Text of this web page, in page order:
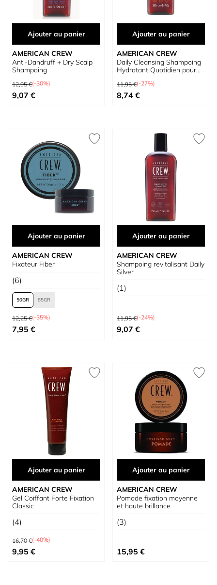
Ajouter au panier
AMERICAN CREW
Anti-Dandruff + Dry Scalp
Shampoing
Prix normal
12,95 €(-30%)
Prix spécial
9,07 €
Ajouter au panier
AMERICAN CREW
Daily Cleansing Shampoing
Hydratant Quotidien pour
Prix normal
11,95 €(-27%)
Prix spécial
8,74 €
Ajouter au panier
AMERICAN CREW
Fixateur Fiber
(6)
85
50
Prix normal
12,25 €(-35%)
À partir de
7,95 €
Ajouter au panier
AMERICAN CREW
Shampoing revitalisant Daily
Silver
(1)
Prix normal
11,95 €(-24%)
Prix spécial
9,07 €
Ajouter au panier
AMERICAN CREW
Gel Coiffant Forte Fixation
Classic
(4)
Prix normal
16,70 €(-40%)
Prix spécial
9,95 €
Ajouter au panier
AMERICAN CREW
Pomade fixation moyenne
et haute brillance
(3)
15,95 €